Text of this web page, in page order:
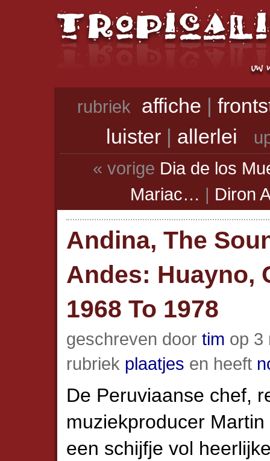
rubriek affiche |
luister| allerlei
« vorige Dia de los
Mariac… | Diron
Andina, The
Andes: Huayno,
1968 To 1978
geschreven door tim op 3
rubriek plaatjes en heeft
De Peruviaanse chef,
muziekproducer
een schijfje vol